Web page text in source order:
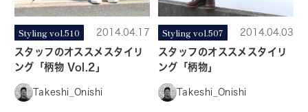
Styling vol.510 2014.04.17
スタッフのオススメスタイリ
ング「柄物 Vol.2」
Takeshi_Onishi
Styling vol.507 2014.04.03
スタッフのオススメスタイリ
ング「柄物」
Takeshi_Onishi